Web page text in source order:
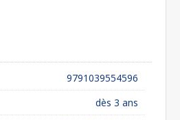
9791039554596
dès 3 ans